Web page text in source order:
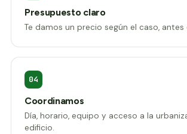
Presupuesto claro
Te damos un precio según el caso, antes
04
Coordinamos
Día, horario, equipo y acceso a la
edificio.